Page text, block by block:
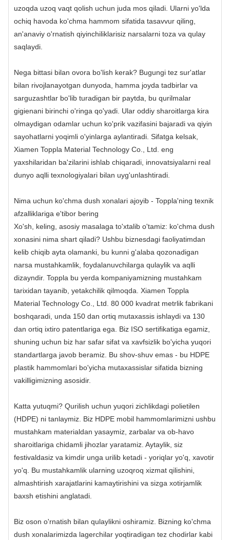
uzoqda uzoq vaqt qolish uchun juda mos qiladi. Ularni yo'lda
ochiq havoda ko'chma hammom sifatida tasavvur qiling,
an'anaviy o'rnatish qiyinchiliklarisiz narsalarni toza va qulay
saqlaydi.
Nega bittasi bilan ovora bo'lish kerak? Bugungi tez sur'atlar
bilan rivojlanayotgan dunyoda, hamma joyda tadbirlar va
sarguzashtlar bo'lib turadigan bir paytda, bu qurilmalar
gigienani birinchi o'ringa qo'yadi. Ular oddiy sharoitlarga kira
olmaydigan odamlar uchun ko'prik vazifasini bajaradi va qiyin
sayohatlarni yoqimli o'yinlarga aylantiradi. Sifatga kelsak,
Xiamen Toppla Material Technology Co., Ltd. eng
yaxshilaridan ba'zilarini ishlab chiqaradi, innovatsiyalarni real
dunyo aqlli texnologiyalari bilan uyg'unlashtiradi.
Nima uchun ko'chma dush xonalari ajoyib - Toppla'ning texnik
afzalliklariga e'tibor bering
Xo'sh, keling, asosiy masalaga to'xtalib o'tamiz: ko'chma dush
xonasini nima shart qiladi? Ushbu biznesdagi faoliyatimdan
kelib chiqib ayta olamanki, bu kunni g'alaba qozonadigan
narsa mustahkamlik, foydalanuvchilarga qulaylik va aqlli
dizayndir. Toppla bu yerda kompaniyamizning mustahkam
tarixidan tayanib, yetakchilik qilmoqda. Xiamen Toppla
Material Technology Co., Ltd. 80 000 kvadrat metrlik fabrikani
boshqaradi, unda 150 dan ortiq mutaxassis ishlaydi va 130
dan ortiq ixtiro patentlariga ega. Biz ISO sertifikatiga egamiz,
shuning uchun biz har safar sifat va xavfsizlik bo'yicha yuqori
standartlarga javob beramiz. Bu shov-shuv emas - bu HDPE
plastik hammomlari bo'yicha mutaxassislar sifatida bizning
vakilligimizning asosidir.
Katta yutuqmi? Qurilish uchun yuqori zichlikdagi polietilen
(HDPE) ni tanlaymiz. Biz HDPE mobil hammomlarimizni ushbu
mustahkam materialdan yasaymiz, zarbalar va ob-havo
sharoitlariga chidamli jihozlar yaratamiz. Aytaylik, siz
festivaldasiz va kimdir unga urilib ketadi - yoriqlar yo'q, xavotir
yo'q. Bu mustahkamlik ularning uzoqroq xizmat qilishini,
almashtirish xarajatlarini kamaytirishini va sizga xotirjamlik
baxsh etishini anglatadi.
Biz oson o'rnatish bilan qulaylikni oshiramiz. Bizning ko'chma
dush xonalarimizda lagerchilar yoqtiradigan tez chodirlar kabi